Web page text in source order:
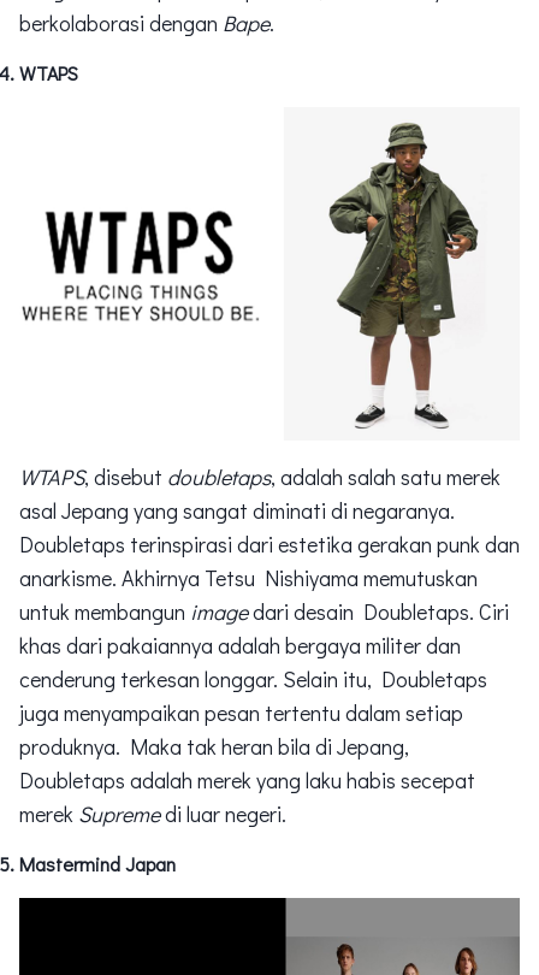
berkolaborasi dengan Bape.
WTAPS
WTAPS, disebut doubletaps, adalah salah satu merek
asal Jepang yang sangat diminati di negaranya.
Doubletaps terinspirasi dari estetika gerakan punk dan
anarkisme. Akhirnya Tetsu Nishiyama memutuskan
untuk membangun imagedari desain Doubletaps. Ciri
khas dari pakaiannya adalah bergaya militer dan
cenderung terkesan longgar. Selain itu, Doubletaps
juga menyampaikan pesan tertentu dalam setiap
produknya. Maka tak heran bila di Jepang,
Doubletaps adalah merek yang laku habis secepat
merek Supremedi luar negeri.
Mastermind Japan